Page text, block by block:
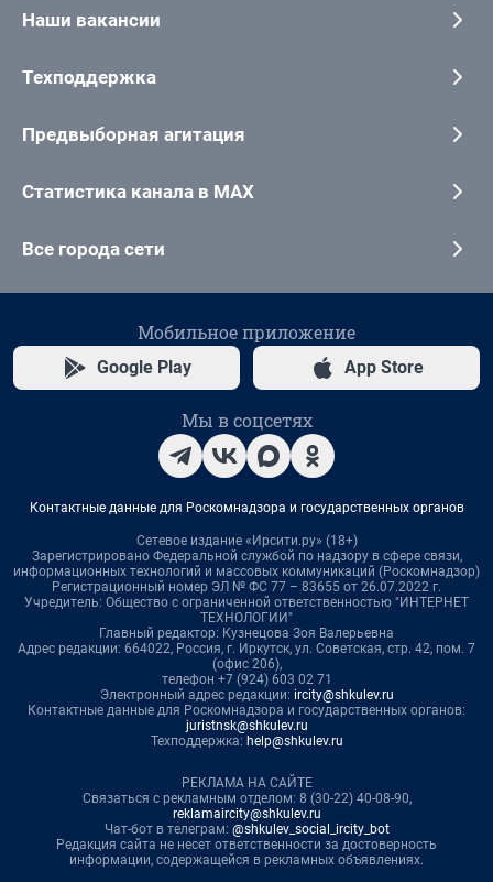
Наши вакансии
Техподдержка
Предвыборная агитация
Статистика канала в MAX
Все города сети
Мобильное приложение
Google Play App Store
Мы в соцсетях
Контактные данные для Роскомнадзора и государственных органов
Сетевое издание «Ирсити.ру» (18+)
Зарегистрировано Федеральной службой по надзору в сфере связи,
информационных технологий и массовых коммуникаций (Роскомнадзор)
Регистрационный номер ЭЛ № ФС 77 – 83655 от 26.07.2022 г.
Учредитель: Общество с ограниченной ответственностью "ИНТЕРНЕТ
ТЕХНОЛОГИИ"
Главный редактор: Кузнецова Зоя Валерьевна
Адрес редакции: 664022, Россия, г. Иркутск, ул. Советская, стр. 42, пом. 7
(офис 206),
телефон +7 (924) 603 02 71
Электронный адрес редакции: ircity@shkulev.ru
Контактные данные для Роскомнадзора и государственных органов:
juristnsk@shkulev.ru
Техподдержка: help@shkulev.ru
РЕКЛАМА НА САЙТЕ
Связаться с рекламным отделом: 8 (30-22) 40-08-90,
reklamaircity@shkulev.ru
Чат-бот в телеграм: @shkulev_social_ircity_bot
Редакция сайта не несет ответственности за достоверность
информации, содержащейся в рекламных объявлениях.